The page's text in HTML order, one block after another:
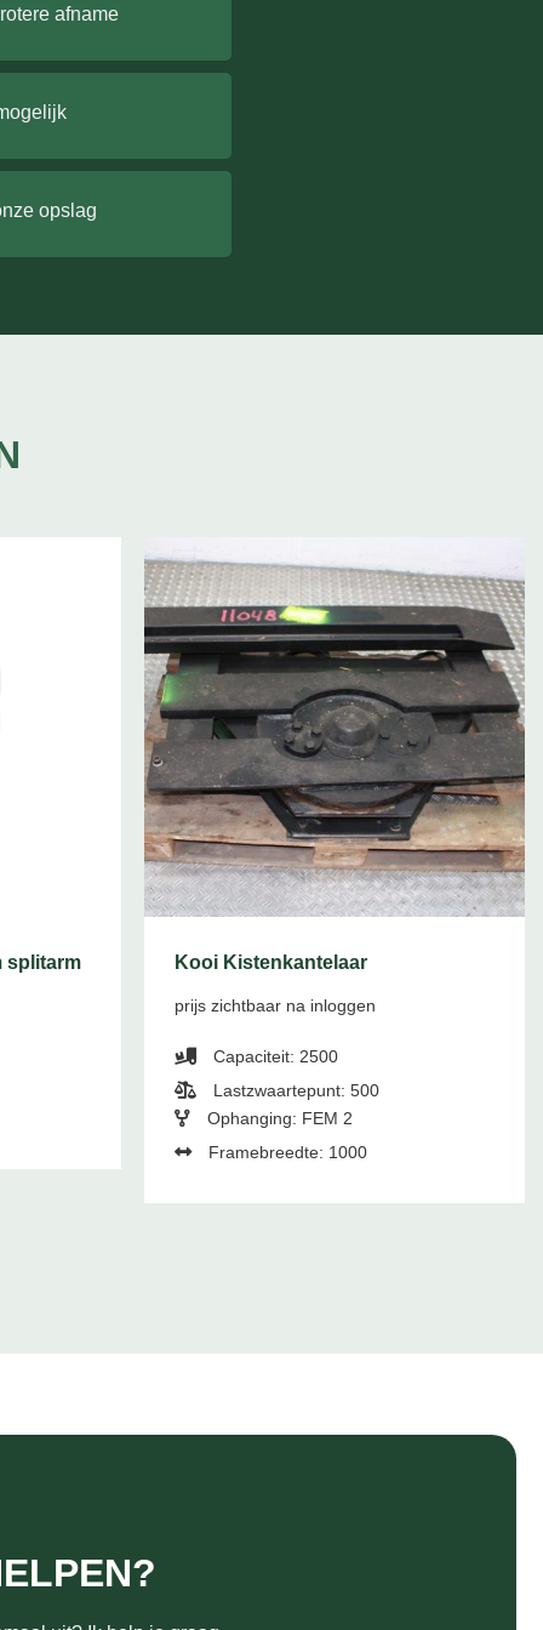
afname
opslag
splitarm Kooi Kistenkantelaar
prijs zichtbaar na inloggen
Capaciteit: 2500
Lastzwaartepunt: 500
Ophanging: FEM 2
Framebreedte: 1000